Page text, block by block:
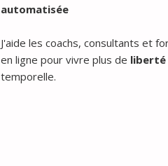
automatisée
J'aide les coachs, consultants et
en ligne pour vivre plus de liberté
temporelle.